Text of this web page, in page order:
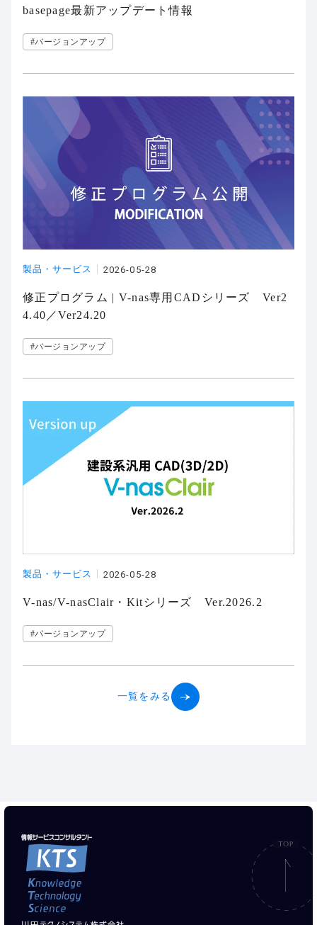
basepage最新アップデート情報
#バージョンアップ
製品・サービス 2026-05-28
修正プログラム | V-nas専用CADシリーズ Ver2
4.40／Ver24.20
#バージョンアップ
製品・サービス 2026-05-28
V-nas/V-nasClair・Kitシリーズ Ver.2026.2
#バージョンアップ
一覧をみる